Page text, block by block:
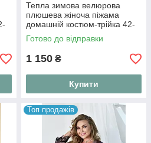
Тепла зимова велюрова
плюшева жіноча піжама
домашній костюм-трійка 42-
44; 46-48; 50-52
Готово до відправки
1 150 ₴
Купити
Топ продажів